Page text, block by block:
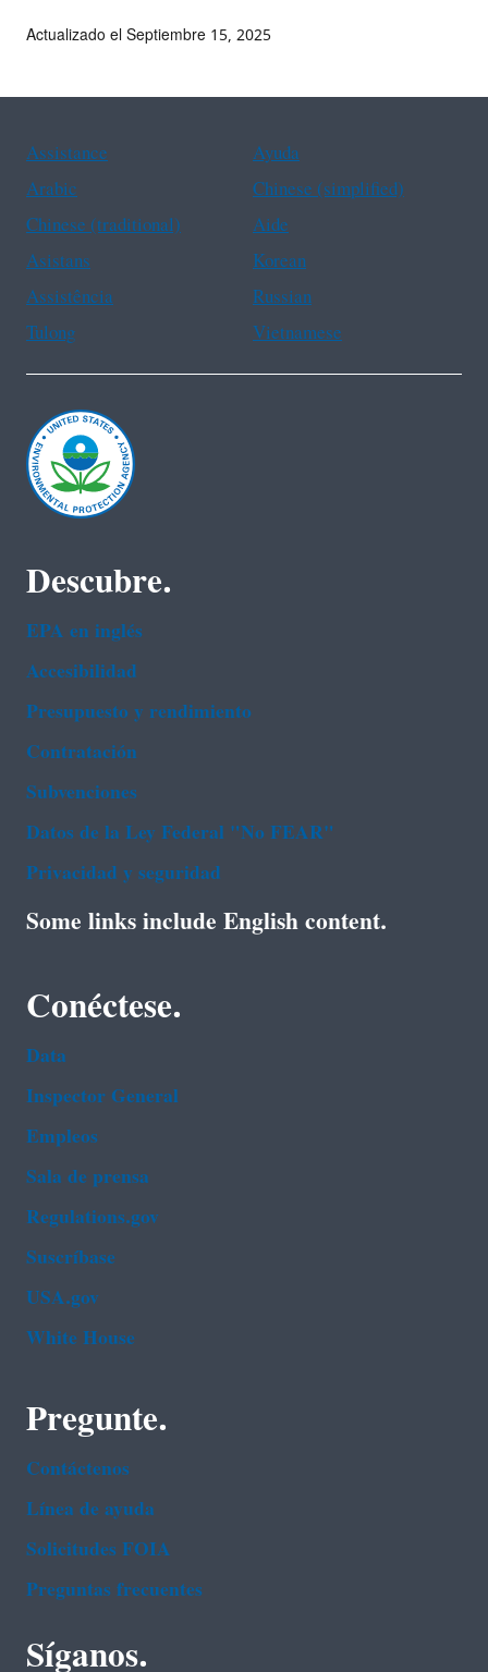
Actualizado el Septiembre 15, 2025
Assistance
Ayuda
Arabic
Chinese (simplified)
Chinese (traditional)
Aide
Asistans
Korean
Assistência
Russian
Tulong
Vietnamese
Descubre.
EPA en ingl‌és
Accesibilidad
Presupuesto y rendimiento
Contratación
Subvenciones
Datos de la Ley Federal "No FEAR"
Privacidad y seguridad
Some links include English content.
Conéctese.
Data
Inspector General
Empleos
Sala de prensa
Regulations.gov
Suscríbase
USA.gov
White House
Pregunte.
Contáctenos
Línea de ayuda
Solicitudes FOIA
Preguntas frecuentes
Síganos.